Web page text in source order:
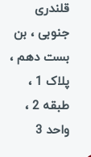
قلندری
جنوبی ، بن
بست دهم ،
پلاک 1 ،
طبقه 2 ،
واحد 3